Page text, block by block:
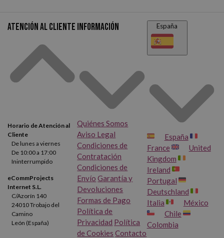
Atención al cliente
Horario de Atención al
Cliente
De lunes a viernes
De 10:00 a 17:00
Ininterrumpido
eCommProjects
Internet S.L.
C/Azorín 140
24010 Trobajo del
Camino
León (España)
Información
Quiénes Somos
Aviso Legal
Condiciones de
Contratación
Condiciones de
Envío Garantía y
Devoluciones
Formas de Pago
Política de
Privacidad Política
de Cookies Contacto
España
España
France
United
Kingdom
Ireland
Portugal
Deutschland
Italia
México
Chile
Colombia